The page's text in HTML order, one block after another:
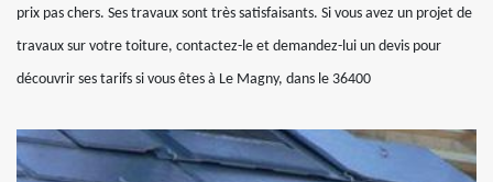
prix pas chers. Ses travaux sont très satisfaisants. Si vous avez un projet de
travaux sur votre toiture, contactez-le et demandez-lui un devis pour
découvrir ses tarifs si vous êtes à Le Magny, dans le 36400